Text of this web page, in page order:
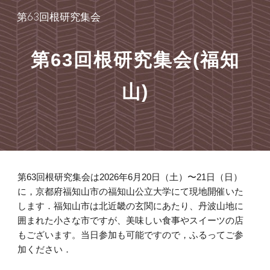
Skip to main content Skip to navigation
第63回根研究集会
第63回根研究集会(福知
山)
第63回根研究集会は2026年6月20日（土）〜21日（日）
に，京都府福知山市の福知山公立大学にて現地開催いた
します．福知山市は北近畿の玄関にあたり、丹波山地に
囲まれた小さな市ですが、美味しい食事やスイーツの店
もございます。当日参加も可能ですので，ふるってご参
加ください．